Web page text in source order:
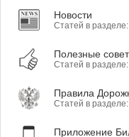
Новости
Статей в
Полезные
Статей в
Правила
Статей в
Приложение